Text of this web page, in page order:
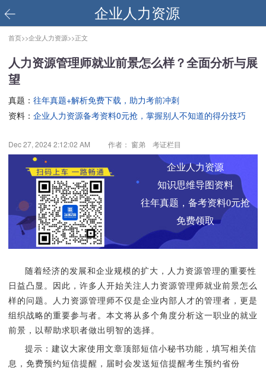
企业人力资源
首页>>企业人力资源>>正文
人力资源管理师就业前景怎么样？全面分析与展
望
真题： 往年真题+解析免费下载，助力考前冲刺
资料： 企业人力资源备考资料0元抢，掌握别人不知道的得分技巧
Dec 27, 2024 2:12:02 AM 作者： 窗弟 考证栏目
企业人力资源
知识思维导图资料
往年真题，备考资料0元抢
免费领取
随着经济的发展和企业规模的扩大，人力资源管理的重要性
日益凸显。因此，许多人开始关注人力资源管理师就业前景怎么
样的问题。人力资源管理师不仅是企业内部人才的管理者，更是
组织战略的重要参与者。本文将从多个角度分析这一职业的就业
前景，以帮助求职者做出明智的选择。
提示：建议大家使用文章顶部短信小秘书功能，填写相关信
息，免费预约短信提醒，届时会发送短信提醒考生预约省份